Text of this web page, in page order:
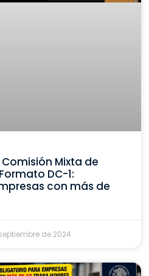
Mixta de
DC-1:
con más de
de 2024